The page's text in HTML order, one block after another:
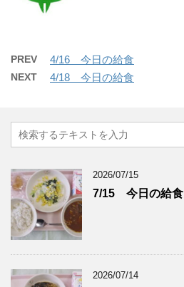
PREV 4/16 今日の給食
NEXT 4/18 今日の給食
2026/07/15
7/15 今日の給食
2026/07/14